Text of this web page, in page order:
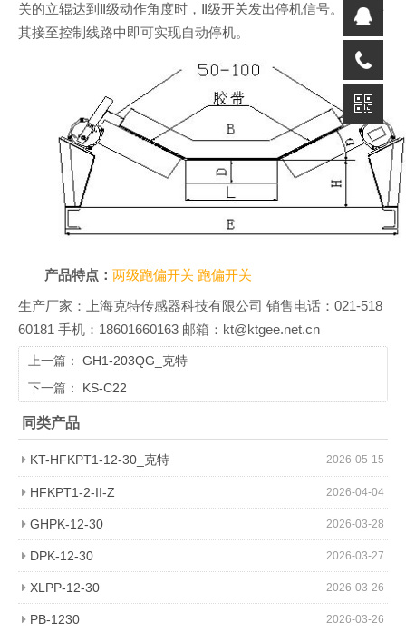
关的立辊达到Ⅱ级动作角度时，Ⅱ级开关发出停机信号。如果将
其接至控制线路中即可实现自动停机。
产品特点：两级跑偏开关 跑偏开关
生产厂家：上海克特传感器科技有限公司 销售电话：021-518
60181 手机：18601660163 邮箱：kt@ktgee.net.cn
上一篇： GH1-203QG_克特
下一篇： KS-C22
同类产品
2026-05-15
KT-HFKPT1-12-30_克特
2026-04-04
HFKPT1-2-II-Z
2026-03-28
GHPK-12-30
2026-03-27
DPK-12-30
2026-03-26
XLPP-12-30
2026-03-26
PB-1230